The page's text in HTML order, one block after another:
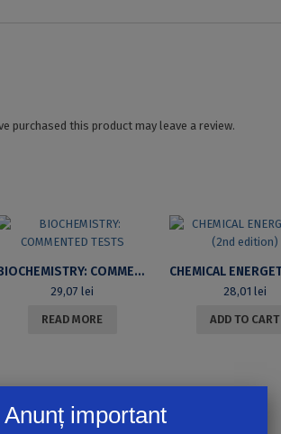
purchased this product may leave a review.
BIOCHEMISTRY: COMMENTED TESTS
29,07lei
READ MORE
28,01 lei
ADD TO CART
Anunț important